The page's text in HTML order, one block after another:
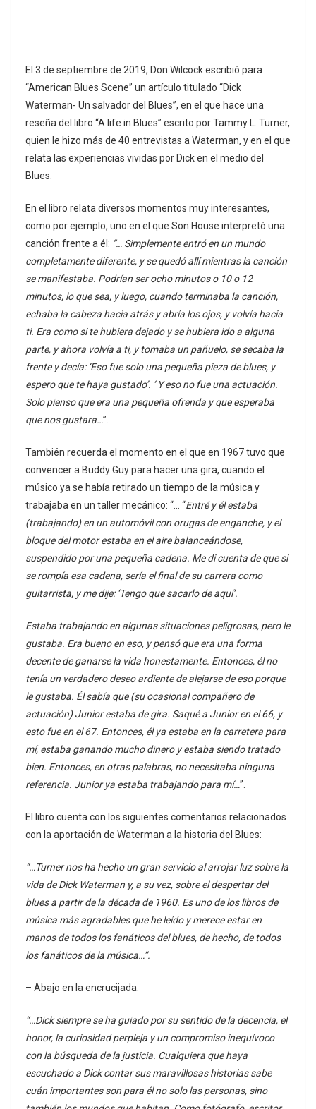
El 3 de septiembre de 2019, Don Wilcock escribió para
“American Blues Scene” un artículo titulado “Dick
Waterman- Un salvador del Blues”, en el que hace una
reseña del libro “A life in Blues” escrito por Tammy L. Turner,
quien le hizo más de 40 entrevistas a Waterman, y en el que
relata las experiencias vividas por Dick en el medio del
Blues.
En el libro relata diversos momentos muy interesantes,
como por ejemplo, uno en el que Son House interpretó una
canción frente a él: “… Simplemente entró en un mundo
completamente diferente, y se quedó allí mientras la canción
se manifestaba. Podrían ser ocho minutos o 10 o 12
minutos, lo que sea, y luego, cuando terminaba la canción,
echaba la cabeza hacia atrás y abría los ojos, y volvía hacia
ti. Era como si te hubiera dejado y se hubiera ido a alguna
parte, y ahora volvía a ti, y tomaba un pañuelo, se secaba la
frente y decía: ‘Eso fue solo una pequeña pieza de blues, y
espero que te haya gustado’. ‘ Y eso no fue una actuación.
Solo pienso que era una pequeña ofrenda y que esperaba
que nos gustara…”.
También recuerda el momento en el que en 1967 tuvo que
convencer a Buddy Guy para hacer una gira, cuando el
músico ya se había retirado un tiempo de la música y
trabajaba en un taller mecánico: “… “Entré y él estaba
(trabajando) en un automóvil con orugas de enganche, y el
bloque del motor estaba en el aire balanceándose,
suspendido por una pequeña cadena. Me di cuenta de que si
se rompía esa cadena, sería el final de su carrera como
guitarrista, y me dije: ‘Tengo que sacarlo de aquí’.
Estaba trabajando en algunas situaciones peligrosas, pero le
gustaba. Era bueno en eso, y pensó que era una forma
decente de ganarse la vida honestamente. Entonces, él no
tenía un verdadero deseo ardiente de alejarse de eso porque
le gustaba. Él sabía que (su ocasional compañero de
actuación) Junior estaba de gira. Saqué a Junior en el 66, y
esto fue en el 67. Entonces, él ya estaba en la carretera para
mí, estaba ganando mucho dinero y estaba siendo tratado
bien. Entonces, en otras palabras, no necesitaba ninguna
referencia. Junior ya estaba trabajando para mí…”.
El libro cuenta con los siguientes comentarios relacionados
con la aportación de Waterman a la historia del Blues:
“…Turner nos ha hecho un gran servicio al arrojar luz sobre la
vida de Dick Waterman y, a su vez, sobre el despertar del
blues a partir de la década de 1960. Es uno de los libros de
música más agradables que he leído y merece estar en
manos de todos los fanáticos del blues, de hecho, de todos
los fanáticos de la música…”.
– Abajo en la encrucijada:
“…Dick siempre se ha guiado por su sentido de la decencia, el
honor, la curiosidad perpleja y un compromiso inequívoco
con la búsqueda de la justicia. Cualquiera que haya
escuchado a Dick contar sus maravillosas historias sabe
cuán importantes son para él no solo las personas, sino